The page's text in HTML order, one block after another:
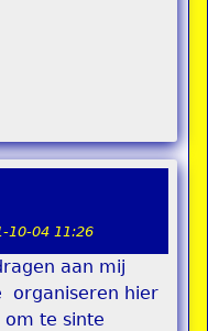
10-04 11:26
aan mij
organiseren hier
om te sinte